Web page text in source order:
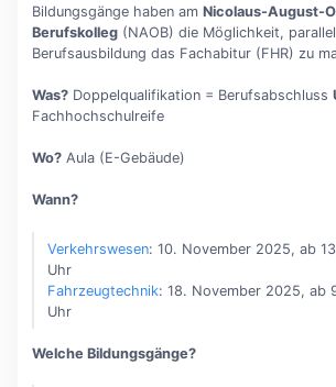
Bildungsgänge haben am Nicolaus-August-
Berufskolleg(NAOB) die Möglichkeit,
Berufsausbildung das Fachabitur (FHR) zu
Was?Doppelqualifikation = Berufsabschluss
Fachhochschulreife
Wo?Aula (E-Gebäude)
Wann?
Verkehrswesen: 10. November 2025, ab
Uhr
Fahrzeugtechnik: 18. November 2025, ab
Uhr
Welche Bildungsgänge?